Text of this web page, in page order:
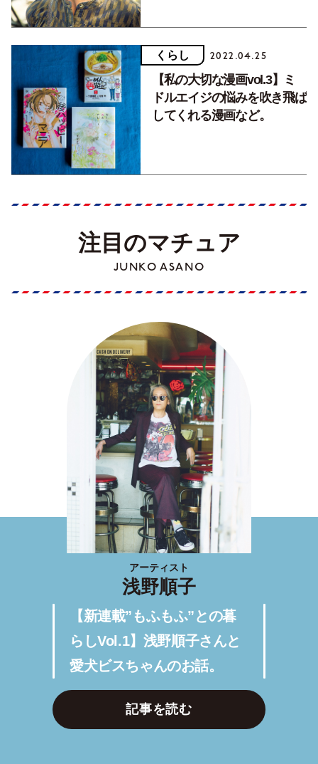
くらし 2022.04.25
【私の大切な漫画vol.3】ミ
ドルエイジの悩みを吹き飛ば
してくれる漫画など。
注目のマチュア
JUNKO ASANO
アーティスト
浅野順子
【新連載”もふもふ”との暮
らしVol.1】浅野順子さんと
愛犬ビスちゃんのお話。
記事を読む